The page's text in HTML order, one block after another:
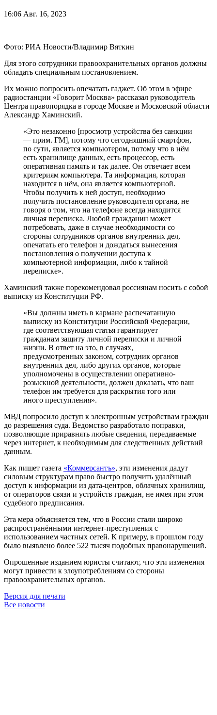
16:06 Авг. 16, 2023
Фото: РИА Новости/Владимир Вяткин
Для этого сотрудники правоохранительных органов должны
обладать специальным постановлением.
Их можно попросить опечатать гаджет. Об этом в эфире
радиостанции «Говорит Москва» рассказал руководитель
Центра правопорядка в городе Москве и Московской области
Александр Хаминский.
«Это незаконно [просмотр устройства без санкции
— прим. ГМ], потому что сегодняшний смартфон,
по сути, является компьютером, потому что в нём
есть хранилище данных, есть процессор, есть
оперативная память и так далее. Он отвечает всем
критериям компьютера. Та информация, которая
находится в нём, она является компьютерной.
Чтобы получить к ней доступ, необходимо
получить постановление руководителя органа, не
говоря о том, что на телефоне всегда находится
личная переписка. Любой гражданин может
потребовать, даже в случае необходимости со
стороны сотрудников органов внутренних дел,
опечатать его телефон и дождаться вынесения
постановления о получении доступа к
компьютерной информации, либо к тайной
переписке».
Хаминский также порекомендовал россиянам носить с собой
выписку из Конституции РФ.
«Вы должны иметь в кармане распечатанную
выписку из Конституции Российской Федерации,
где соответствующая статья гарантирует
гражданам защиту личной переписки и личной
жизни. В ответ на это, в случаях,
предусмотренных законом, сотрудник органов
внутренних дел, либо других органов, которые
уполномочены в осуществлении оперативно-
розыскной деятельности, должен доказать, что ваш
телефон им требуется для раскрытия того или
иного преступления».
МВД попросило доступ к электронным устройствам граждан
до разрешения суда. Ведомство разработало поправки,
позволяющие приравнять любые сведения, передаваемые
через интернет, к необходимым для следственных действий
данным.
Как пишет газета «Коммерсантъ», эти изменения дадут
силовым структурам право быстро получить удалённый
доступ к информации из дата-центров, облачных хранилищ,
от операторов связи и устройств граждан, не имея при этом
судебного предписания.
Эта мера объясняется тем, что в России стали широко
распространёнными интернет-преступления с
использованием частных сетей. К примеру, в прошлом году
было выявлено более 522 тысяч подобных правонарушений.
Опрошенные изданием юристы считают, что эти изменения
могут привести к злоупотреблениям со стороны
правоохранительных органов.
Версия для печати
Все новости